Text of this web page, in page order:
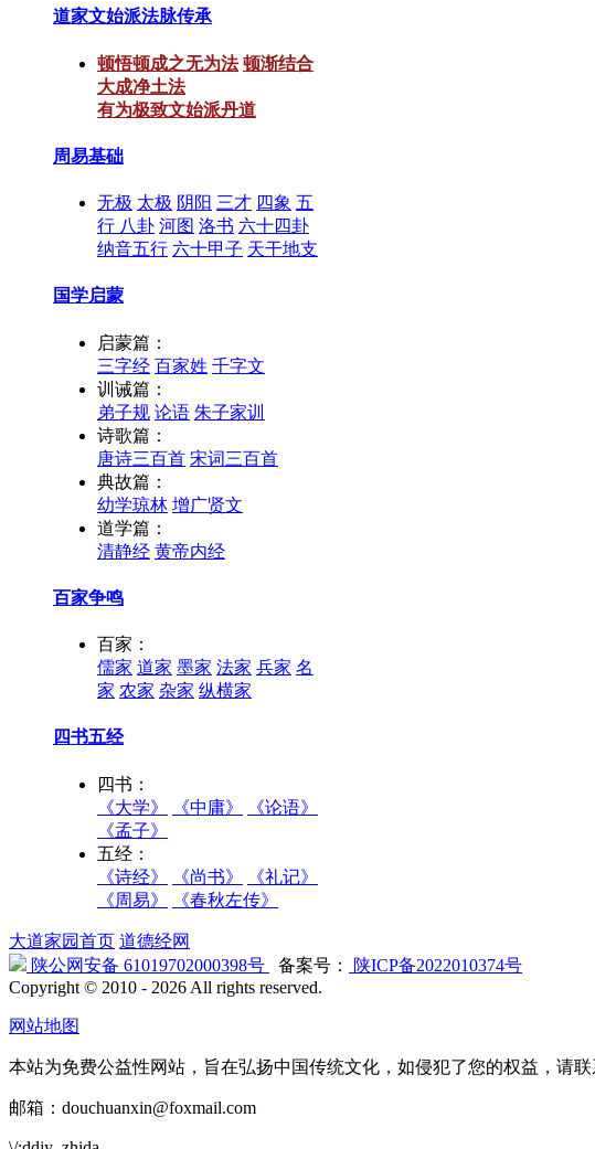
道家文始派法脉传承
顿悟顿成之无为法 顿渐结合
大成净土法
有为极致文始派丹道
周易基础
无极 太极 阴阳 三才 四象 五
行 八卦 河图 洛书 六十四卦
纳音五行 六十甲子 天干地支
国学启蒙
启蒙篇：
三字经 百家姓 千字文
训诫篇：
弟子规 论语 朱子家训
诗歌篇：
唐诗三百首 宋词三百首
典故篇：
幼学琼林 增广贤文
道学篇：
清静经 黄帝内经
百家争鸣
百家：
儒家 道家 墨家 法家 兵家 名
家 农家 杂家 纵横家
四书五经
四书：
《大学》
《中庸》
《论语》
《孟子》
五经：
《诗经》
《尚书》
《礼记》
《周易》
《春秋左传》
大道家园首页 道德经网
陕公网安备 61019702000398号
备案号：
陕ICP备2022010374号
Copyright © 2010 - 2026 All rights reserved.
网站地图
本站为免费公益性网站，旨在弘扬中国传统文化，如侵犯了您的权益，请联
邮箱：douchuanxin@foxmail.com